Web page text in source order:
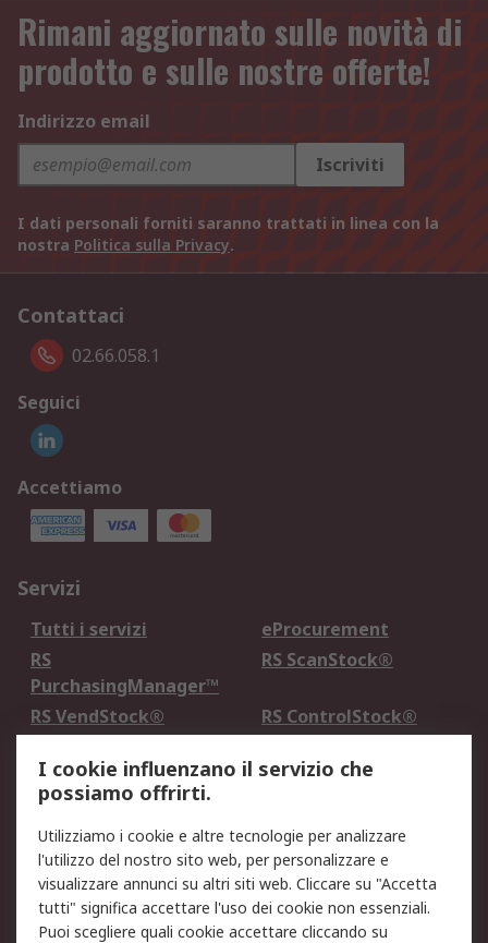
Rimani aggiornato sulle novità di
prodotto e sulle nostre offerte!
Indirizzo email
Iscriviti
I dati personali forniti saranno trattati in linea con la
nostra Politica sulla Privacy.
Contattaci
02.66.058.1
Seguici
Accettiamo
Servizi
Tutti i servizi
eProcurement
RS
PurchasingManager™
RS ScanStock®
RS VendStock®
RS ControlStock®
Legale
Informativa Cookie
Informativa Privacy -
Aggiornata
Email Security
Termini d'uso
Condizioni di vendita
Condizioni generali di
I cookie influenzano il servizio che
possiamo offrirti.
Utilizziamo i cookie e altre tecnologie per analizzare
l'utilizzo del nostro sito web, per personalizzare e
visualizzare annunci su altri siti web. Cliccare su "Accetta
tutti" significa accettare l'uso dei cookie non essenziali.
Puoi scegliere quali cookie accettare cliccando su